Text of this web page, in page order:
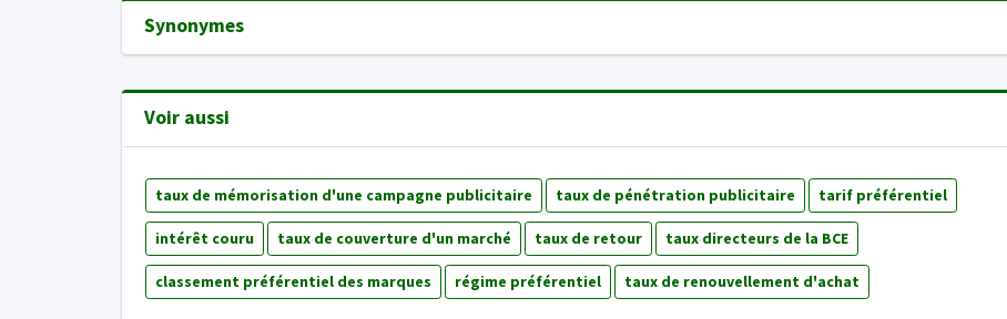
Synonymes
Voir aussi
taux de mémorisation d'une campagne publicitaire taux de pénétration publicitaire tarif préférentiel
intérêt couru taux de couverture d'un marché taux de retour taux directeurs de la BCE
classement préférentiel des marques régime préférentiel taux de renouvellement d'achat